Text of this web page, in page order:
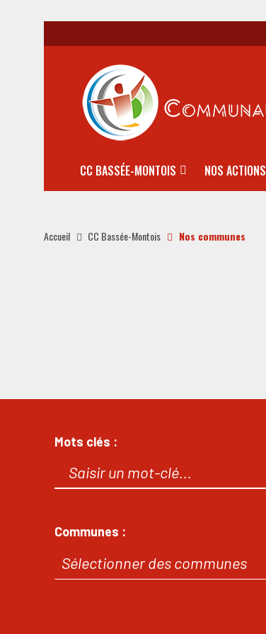
CC BASSÉE-MONTOIS NOS ACTIONS
Accueil CC Bassée-Montois Nos communes
Mots clés :
Communes :